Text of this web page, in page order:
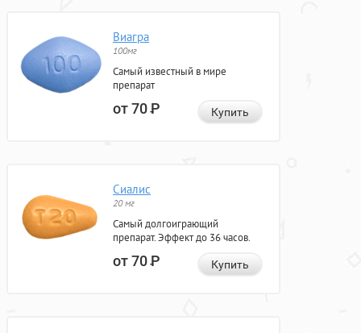
Виагра
100мг
Самый известный в мире
препарат
от 70Р Купить
Сиалис
20 мг
Самый долгоиграющий
препарат. Эффект до 36 часов.
от 70Р Купить